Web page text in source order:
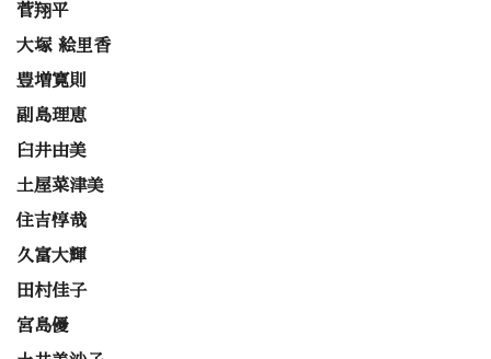
菅翔平
大塚 絵里香
豊増寛則
副島理恵
臼井由美
土屋菜津美
住吉惇哉
久富大輝
田村佳子
宮島優